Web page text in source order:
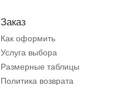
Заказ
Как оформить
Услуга выбора
Размерные таблицы
Политика возврата